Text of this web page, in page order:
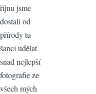
říjnu jsme
dostali od
přírody tu
šanci udělat
snad nejlepší
fotografie ze
všech mých